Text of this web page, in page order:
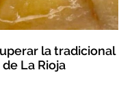
la tradicional
La Rioja